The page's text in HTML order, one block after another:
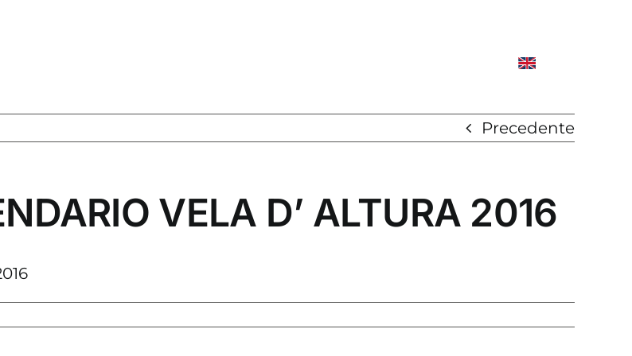
Precedente
VELA D’ ALTURA 2016